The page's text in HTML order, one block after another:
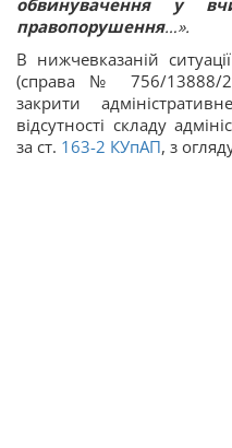
обвинувачення у
правопорушення…».
В нижчевказаній
(справа № 756/13888/
закрити
відсутності складу
за ст. 163-2 КУпАП, з